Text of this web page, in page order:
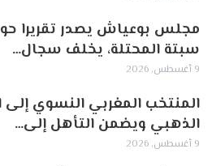
مجلس بوعياش يصدر تقريرا
سبتة المحتلة، يخلف سجال…
9 أغسطس, 2026
المنتخب المغربي النسوي إلى
الذهبي ويضمن التأهل إلى…
9 أغسطس, 2026